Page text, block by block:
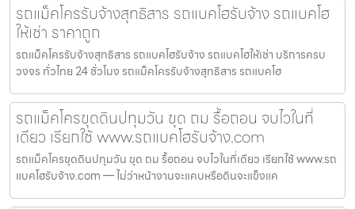
รถแม็คโครรับจ้างสุทธิสาร รถแบคโฮรับจ้าง รถแบคโฮ
ให้เช่า ราคาถูก
รถแม็คโครรับจ้างสุทธิสาร รถแบคโฮรับจ้าง รถแบคโฮให้เช่า บริการครบ
วงจร ทั่วไทย 24 ชั่วโมง รถแม็คโครรับจ้างสุทธิสาร รถแบคโฮ
รถแม็คโครขุดดินปทุมวัน ขุด ถม รื้อถอน จบไวในที่
เดียว เรียกใช้ www.รถแบคโฮรับจ้าง.com
รถแม็คโครขุดดินปทุมวัน ขุด ถม รื้อถอน จบไวในที่เดียว เรียกใช้ www.รถ
แบคโฮรับจ้าง.com — ไม่ว่าหน้างานจะแคบหรือดินจะแข็งแค